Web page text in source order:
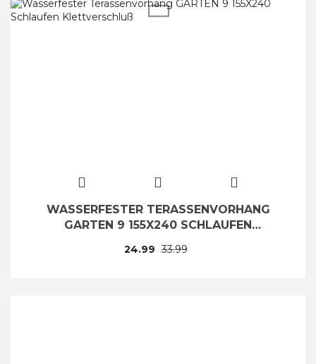
WASSERFESTER TERASSENVORHANG
GARTEN 9 155X240 SCHLAUFEN
33.99
24.99